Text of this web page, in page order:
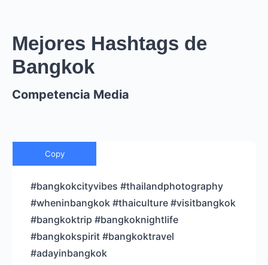
Mejores Hashtags de
Bangkok
Competencia Media
Copy
#bangkokcityvibes #thailandphotography
#wheninbangkok #thaiculture #visitbangkok
#bangkoktrip #bangkoknightlife
#bangkokspirit #bangkoktravel
#adayinbangkok